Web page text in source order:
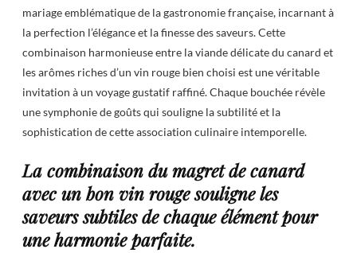
mariage emblématique de la gastronomie française, incarnant à
la perfection l’élégance et la finesse des saveurs. Cette
combinaison harmonieuse entre la viande délicate du canard et
les arômes riches d’un vin rouge bien choisi est une véritable
invitation à un voyage gustatif raffiné. Chaque bouchée révèle
une symphonie de goûts qui souligne la subtilité et la
sophistication de cette association culinaire intemporelle.
La combinaison du magret de canard
avec un bon vin rouge souligne les
saveurs subtiles de chaque élément pour
une harmonie parfaite.